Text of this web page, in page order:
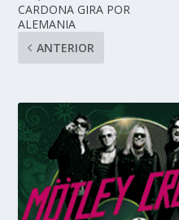
CARDONA GIRA POR
ALEMANIA
ANTERIOR